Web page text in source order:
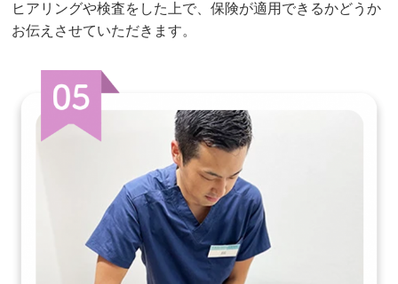
ヒアリングや検査をした上で、保険が適用できるかどうか
お伝えさせていただきます。